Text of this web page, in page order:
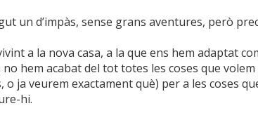
un d’impàs, sense grans aventures, però
a la nova casa, a la que ens hem adaptat
no hem acabat del tot totes les coses que
o ja veurem exactament què) per a les coses
hi.